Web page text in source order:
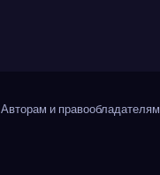
Авторам и правообладателям